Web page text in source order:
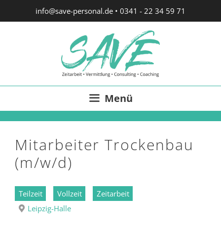
info@save-personal.de • 0341 - 22 34 59 71
Menü
Mitarbeiter Trockenbau
(m/w/d)
Teilzeit Vollzeit
Zeitarbeit
Leipzig-Halle